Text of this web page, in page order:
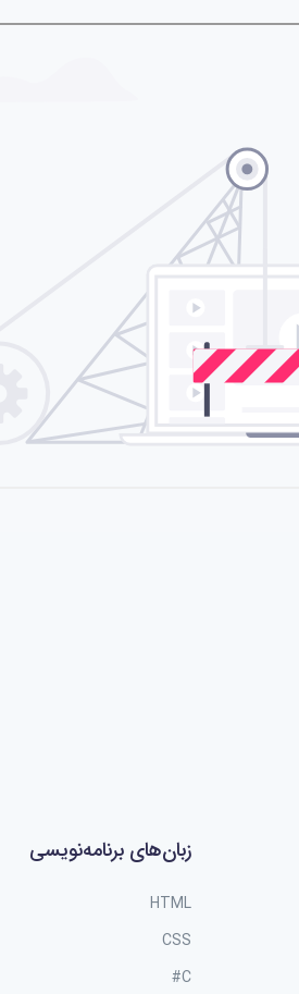
زبان‌های برنامه‌نویسی
HTML
CSS
C#